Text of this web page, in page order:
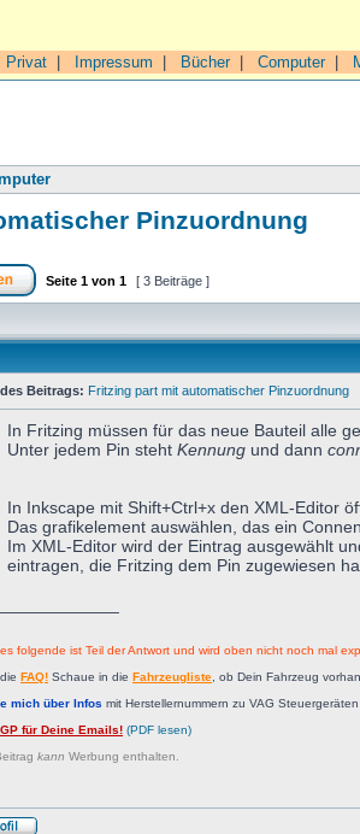
Privat Impressum Bücher| Computer|
Pinzuordnung
Seite 1 von 1 [ 3 Beiträge ]
Beitrags: Fritzing part mit automatischer Pinzuordnung
In Fritzing müssen für das neue Bauteil alle
Unter jedem Pin steht Kennung und dann
In Inkscape mit Shift+Ctrl+x den XML-Editor
Das grafikelement auswählen, das ein
Im XML-Editor wird der Eintrag ausgewählt
eintragen, die Fritzing dem Pin zugewiesen
folgende ist Teil der Antwort und wird oben nicht noch mal
FAQ! Schaue in die Fahrzeugliste , ob Dein Fahrzeug
mich über Infos mit Herstellernummern zu VAG
für Deine Emails! (PDF lesen)
kann Werbung enthalten.